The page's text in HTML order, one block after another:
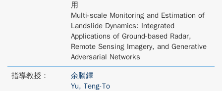
用
Multi-scale Monitoring and Estimation of
Landslide Dynamics: Integrated
Applications of Ground-based Radar,
Remote Sensing Imagery, and Generative
Adversarial Networks
指導教授：
余騰鐸
Yu, Teng-To